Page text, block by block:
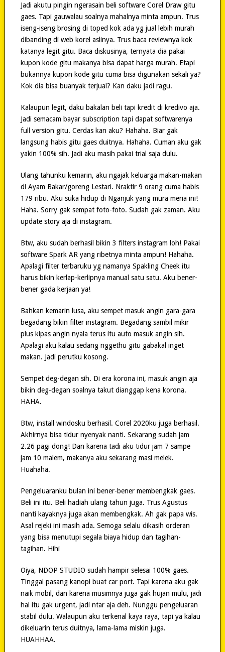
Jadi akutu pingin ngerasain beli software Corel Draw gitu
gaes. Tapi gauwalau soalnya mahalnya minta ampun. Trus
iseng-iseng brosing di toped kok ada yg jual lebih murah
dibanding di web korel aslinya. Trus baca reviewnya kok
katanya legit gitu. Baca diskusinya, ternyata dia pakai
kupon kode gitu makanya bisa dapat harga murah. Etapi
bukannya kupon kode gitu cuma bisa digunakan sekali ya?
Kok dia bisa buanyak terjual? Kan daku jadi ragu.
Kalaupun legit, daku bakalan beli tapi kredit di kredivo aja.
Jadi semacam bayar subscription tapi dapat softwarenya
full version gitu. Cerdas kan aku? Hahaha. Biar gak
langsung habis gitu gaes duitnya. Hahaha. Cuman aku gak
yakin 100% sih. Jadi aku masih pakai trial saja dulu.
Ulang tahunku kemarin, aku ngajak keluarga makan-makan
di Ayam Bakar/goreng Lestari. Nraktir 9 orang cuma habis
179 ribu. Aku suka hidup di Nganjuk yang mura meria ini!
Haha. Sorry gak sempat foto-foto. Sudah gak zaman. Aku
update story aja di instagram.
Btw, aku sudah berhasil bikin 3 filters instagram loh! Pakai
software Spark AR yang ribetnya minta ampun! Hahaha.
Apalagi filter terbaruku yg namanya Spakling Cheek itu
harus bikin kerlap-kerlipnya manual satu satu. Aku bener-
bener gada kerjaan ya!
Bahkan kemarin lusa, aku sempet masuk angin gara-gara
begadang bikin filter instagram. Begadang sambil mikir
plus kipas angin nyala terus itu auto masuk angin sih.
Apalagi aku kalau sedang nggethu gitu gabakal inget
makan. Jadi perutku kosong.
Sempet deg-degan sih. Di era korona ini, masuk angin aja
bikin deg-degan soalnya takut dianggap kena korona.
HAHA.
Btw, install windosku berhasil. Corel 2020ku juga berhasil.
Akhirnya bisa tidur nyenyak nanti. Sekarang sudah jam
2.26 pagi dong! Dan karena tadi aku tidur jam 7 sampe
jam 10 malem, makanya aku sekarang masi melek.
Huahaha.
Pengeluaranku bulan ini bener-bener membengkak gaes.
Beli ini itu. Beli hadiah ulang tahun juga. Trus Agustus
nanti kayaknya juga akan membengkak. Ah gak papa wis.
Asal rejeki ini masih ada. Semoga selalu dikasih orderan
yang bisa menutupi segala biaya hidup dan tagihan-
tagihan. Hihi
Oiya, NDOP STUDIO sudah hampir selesai 100% gaes.
Tinggal pasang kanopi buat car port. Tapi karena aku gak
naik mobil, dan karena musimnya juga gak hujan mulu, jadi
hal itu gak urgent, jadi ntar aja deh. Nunggu pengeluaran
stabil dulu. Walaupun aku terkenal kaya raya, tapi ya kalau
dikeluarin terus duitnya, lama-lama miskin juga.
HUAHHAA.